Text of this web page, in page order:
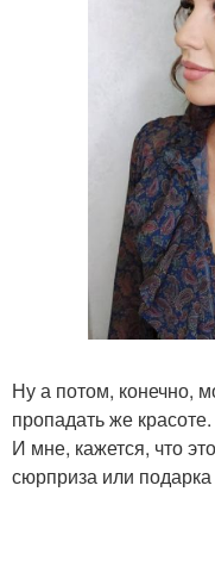
Ну а потом, конечно,
пропадать же красоте.
И мне, кажется, что
сюрприза или